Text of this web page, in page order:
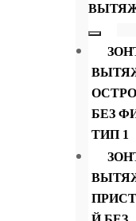
БЕЗ
ТИП 1